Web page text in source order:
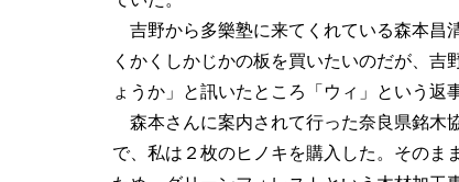
吉野から多樂塾に来てくれている森本昌
くかくしかじかの板を買いたいのだが、吉
ょうか」と訊いたところ「ウィ」という返
森本さんに案内されて行った奈良県銘木
で、私は２枚のヒノキを購入した。そのま